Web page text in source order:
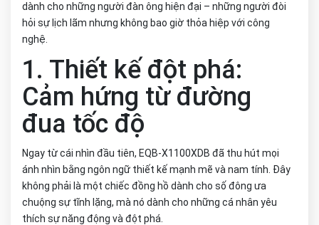
dành cho những người đàn ông hiện đại – những người đòi
hỏi sự lịch lãm nhưng không bao giờ thỏa hiệp với công
nghệ.
1. Thiết kế đột phá:
Cảm hứng từ đường
đua tốc độ
Ngay từ cái nhìn đầu tiên, EQB-X1100XDB đã thu hút mọi
ánh nhìn bằng ngôn ngữ thiết kế mạnh mẽ và nam tính. Đây
không phải là một chiếc đồng hồ dành cho số đông ưa
chuộng sự tĩnh lặng, mà nó dành cho những cá nhân yêu
thích sự năng động và đột phá.